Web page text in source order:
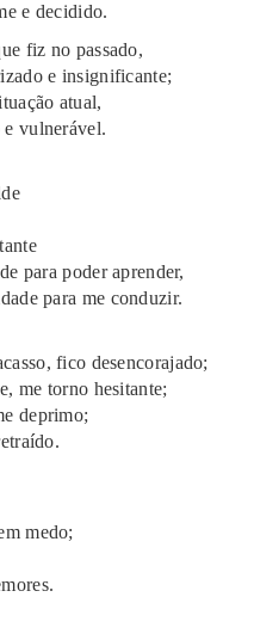
e decidido.
fiz no passado,
e insignificante;
atual,
e vulnerável.
para poder aprender,
para me conduzir.
fico desencorajado;
me torno hesitante;
deprimo;
medo;